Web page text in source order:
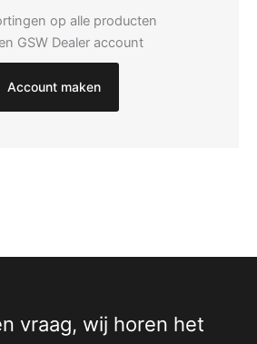
op alle producten
GSW Dealer account
Account maken
vraag, wij horen het